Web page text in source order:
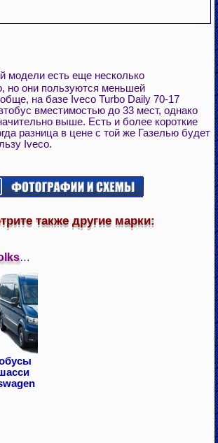
модели есть еще несколько
но они пользуются меньшей
на базе Iveco Turbo Daily 70-17
вместимостью до 33 мест, однако
выше. Есть и более короткие
разница в цене с той же Газелью будет
Iveco.
также другие марки:
Volkswagen